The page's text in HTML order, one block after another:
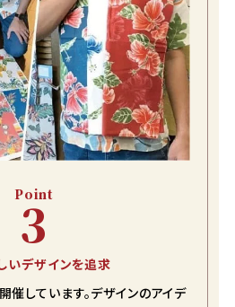
アイボリー
1 カートに入れる
コイズブルー
店舗取り寄せ申請
Point
3
いデザインを追求
催しています。デザインのアイデ